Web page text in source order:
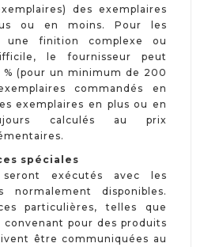
des exemplaires
ou en moins. Pour les
une finition complexe ou
le fournisseur peut
(pour un minimum de 200
commandés en
exemplaires en plus ou en
calculés au prix
spéciales
exécutés avec les
normalement disponibles.
particulières, telles que
pour des produits
être communiquées au